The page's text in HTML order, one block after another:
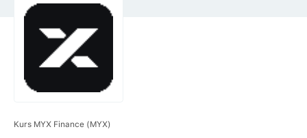
Kurs MYX Finance (MYX)